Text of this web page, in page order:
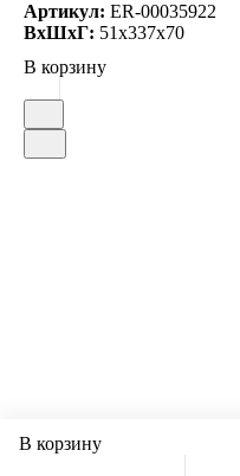
В корзину
Артикул: ER-00035922
ВxШxГ: 51x337x70
В корзину